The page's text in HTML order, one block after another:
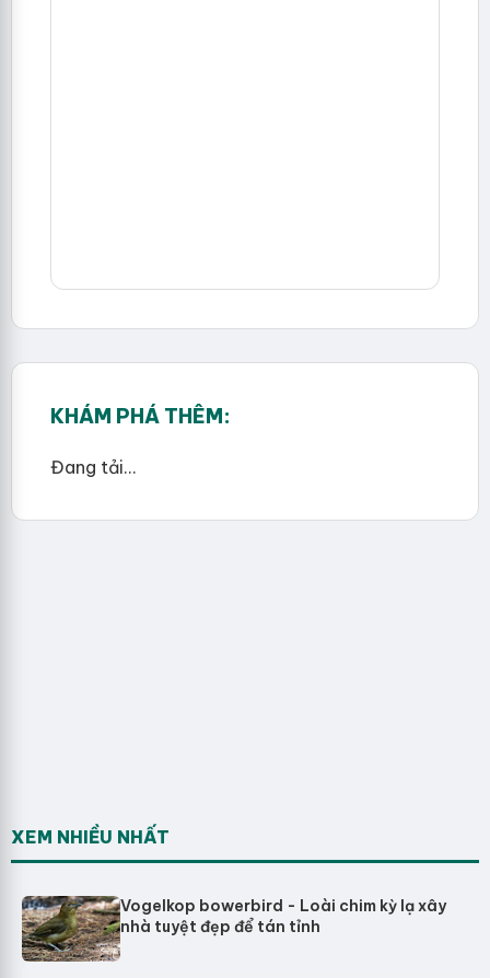
KHÁM PHÁ THÊM:
Đang tải...
XEM NHIỀU NHẤT
Vogelkop bowerbird - Loài chim kỳ lạ xây
nhà tuyệt đẹp để tán tỉnh